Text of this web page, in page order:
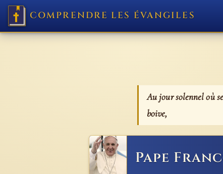
COMPRENDRE LES ÉVANGILES
Au jour solennel où
boive,
Pape